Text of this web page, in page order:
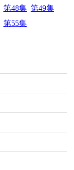
第48集 第49集
第55集